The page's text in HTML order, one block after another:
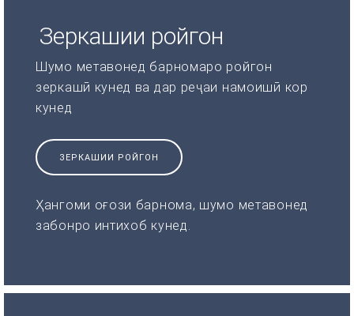
Зеркашии ройгон
Шумо метавонед барномаро ройгон
зеркашӣ кунед ва дар реҷаи намоишӣ кор
кунед
ЗЕРКАШИИ РОЙГОН
Ҳангоми оғози барнома, шумо метавонед
забонро интихоб кунед.